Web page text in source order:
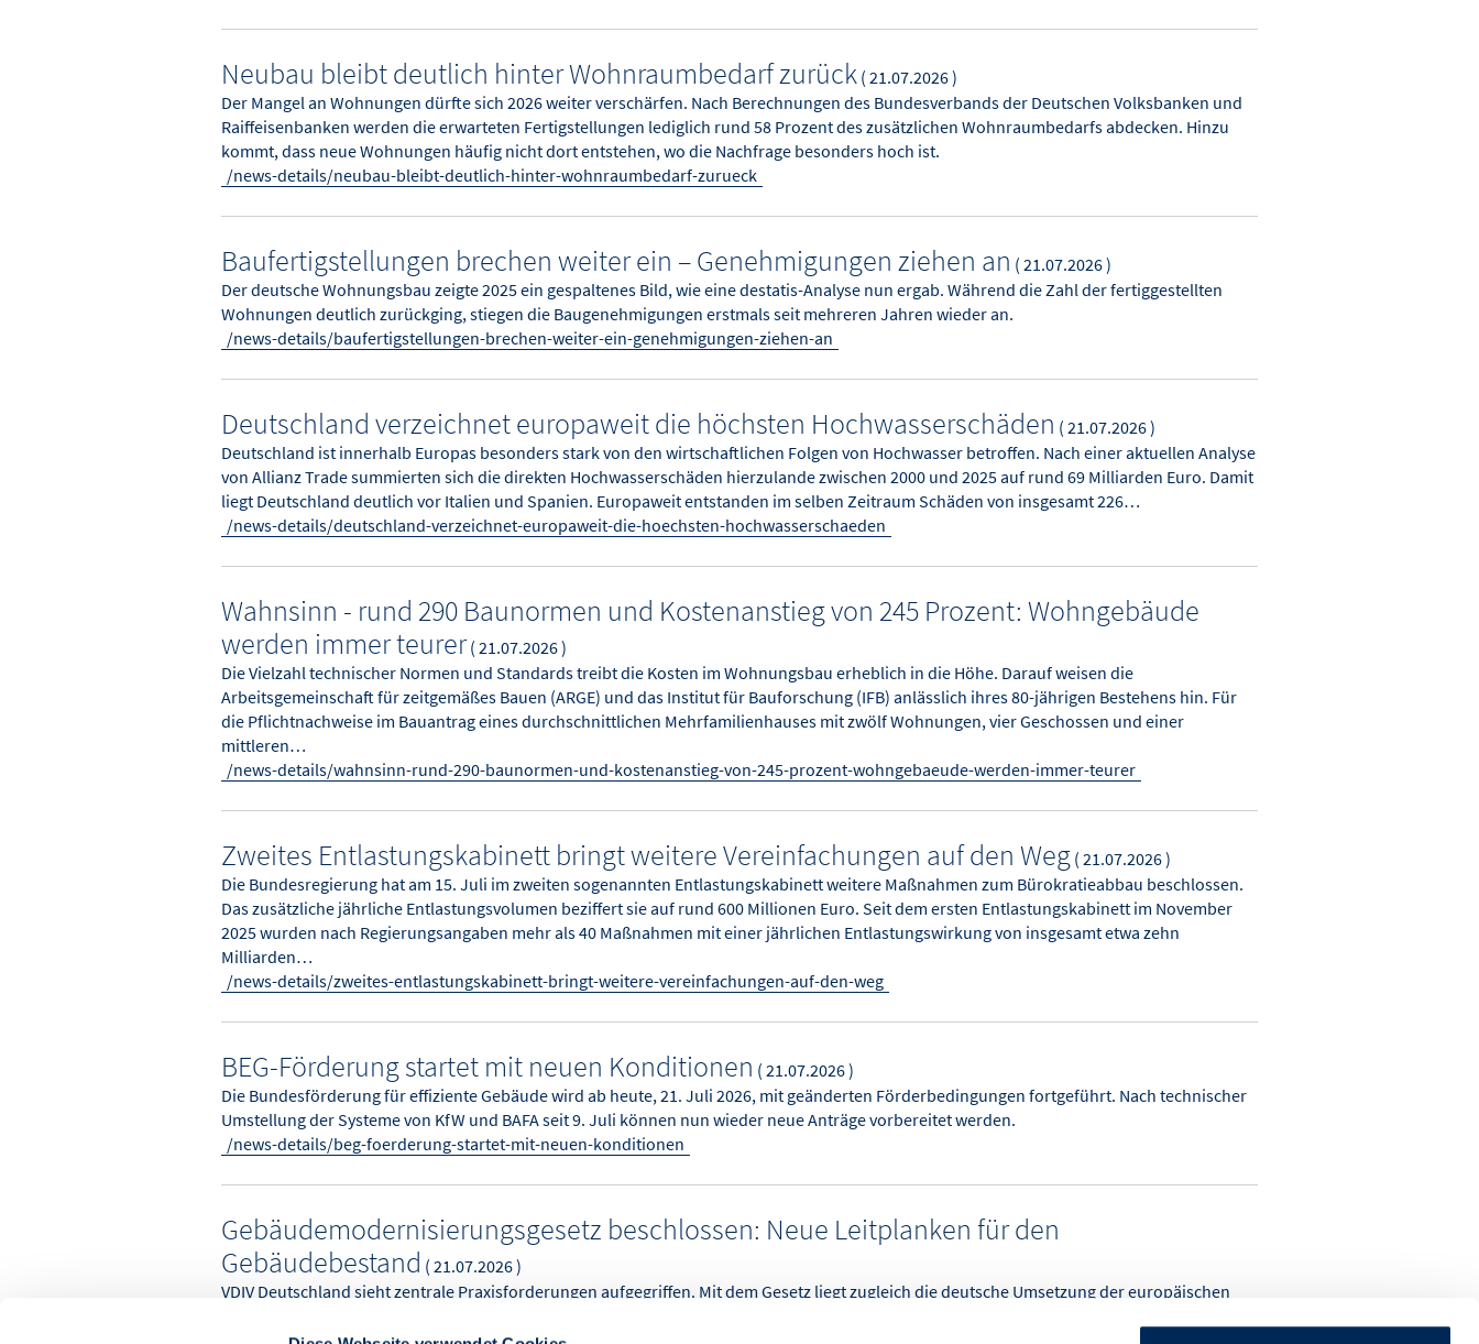
Neubau bleibt deutlich hinter Wohnraumbedarf zurück ( 21.07.2026 )
Der Mangel an Wohnungen dürfte sich 2026 weiter verschärfen. Nach Berechnungen des Bundesverbands der Deutschen Volksbanken und
Raiffeisenbanken werden die erwarteten Fertigstellungen lediglich rund 58 Prozent des zusätzlichen Wohnraumbedarfs abdecken. Hinzu
kommt, dass neue Wohnungen häufig nicht dort entstehen, wo die Nachfrage besonders hoch ist.
/news-details/neubau-bleibt-deutlich-hinter-wohnraumbedarf-zurueck
Baufertigstellungen brechen weiter ein – Genehmigungen ziehen an ( 21.07.2026 )
Der deutsche Wohnungsbau zeigte 2025 ein gespaltenes Bild, wie eine destatis-Analyse nun ergab. Während die Zahl der fertiggestellten
Wohnungen deutlich zurückging, stiegen die Baugenehmigungen erstmals seit mehreren Jahren wieder an.
/news-details/baufertigstellungen-brechen-weiter-ein-genehmigungen-ziehen-an
Deutschland verzeichnet europaweit die höchsten Hochwasserschäden ( 21.07.2026 )
Deutschland ist innerhalb Europas besonders stark von den wirtschaftlichen Folgen von Hochwasser betroffen. Nach einer aktuellen Analyse
von Allianz Trade summierten sich die direkten Hochwasserschäden hierzulande zwischen 2000 und 2025 auf rund 69 Milliarden Euro. Damit
liegt Deutschland deutlich vor Italien und Spanien. Europaweit entstanden im selben Zeitraum Schäden von insgesamt 226…
/news-details/deutschland-verzeichnet-europaweit-die-hoechsten-hochwasserschaeden
Wahnsinn - rund 290 Baunormen und Kostenanstieg von 245 Prozent: Wohngebäude
werden immer teurer( 21.07.2026 )
Die Vielzahl technischer Normen und Standards treibt die Kosten im Wohnungsbau erheblich in die Höhe. Darauf weisen die
Arbeitsgemeinschaft für zeitgemäßes Bauen (ARGE) und das Institut für Bauforschung (IFB) anlässlich ihres 80-jährigen Bestehens hin. Für
die Pflichtnachweise im Bauantrag eines durchschnittlichen Mehrfamilienhauses mit zwölf Wohnungen, vier Geschossen und einer
mittleren…
/news-details/wahnsinn-rund-290-baunormen-und-kostenanstieg-von-245-prozent-wohngebaeude-werden-immer-teurer
Zweites Entlastungskabinett bringt weitere Vereinfachungen auf den Weg ( 21.07.2026 )
Die Bundesregierung hat am 15. Juli im zweiten sogenannten Entlastungskabinett weitere Maßnahmen zum Bürokratieabbau beschlossen.
Das zusätzliche jährliche Entlastungsvolumen beziffert sie auf rund 600 Millionen Euro. Seit dem ersten Entlastungskabinett im November
2025 wurden nach Regierungsangaben mehr als 40 Maßnahmen mit einer jährlichen Entlastungswirkung von insgesamt etwa zehn
Milliarden…
/news-details/zweites-entlastungskabinett-bringt-weitere-vereinfachungen-auf-den-weg
BEG-Förderung startet mit neuen Konditionen ( 21.07.2026 )
Die Bundesförderung für effiziente Gebäude wird ab heute, 21. Juli 2026, mit geänderten Förderbedingungen fortgeführt. Nach technischer
Umstellung der Systeme von KfW und BAFA seit 9. Juli können nun wieder neue Anträge vorbereitet werden.
/news-details/beg-foerderung-startet-mit-neuen-konditionen
Gebäudemodernisierungsgesetz beschlossen: Neue Leitplanken für den
Gebäudebestand ( 21.07.2026 )
VDIV Deutschland sieht zentrale Praxisforderungen aufgegriffen. Mit dem Gesetz liegt zugleich die deutsche Umsetzung der europäischen
Planungssicherheit.